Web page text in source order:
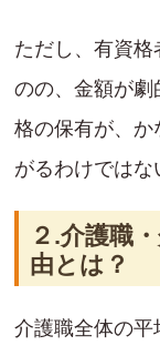
ただし、有資格
のの、金額が劇
格の保有が、か
がるわけではな
２.介護職
由とは？
介護職全体の